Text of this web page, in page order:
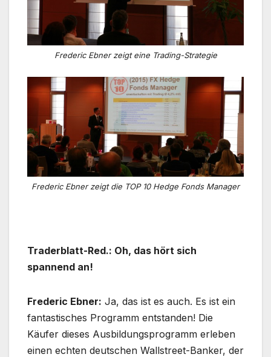
Frederic Ebner zeigt eine Trading-Strategie
Frederic Ebner zeigt die TOP 10 Hedge Fonds Manager
Traderblatt-Red.: Oh, das hört sich
spannend an!
Frederic Ebner: Ja, das ist es auch. Es ist ein
fantastisches Programm entstanden! Die
Käufer dieses Ausbildungsprogramm erleben
einen echten deutschen Wallstreet-Banker, der